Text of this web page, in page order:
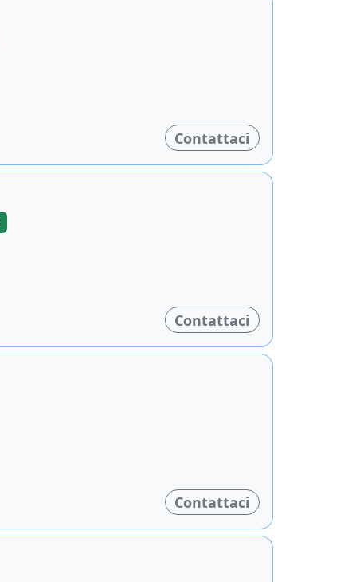
Contattaci
Contattaci
Contattaci